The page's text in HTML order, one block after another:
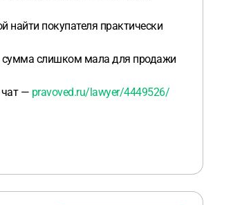
найти покупателя практически
сумма слишком мала для продажи
чат — pravoved.ru/lawyer/4449526/